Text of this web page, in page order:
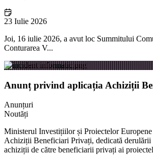
23 Iulie 2026
Joi, 16 iulie 2026, a avut loc Summitului
Conturarea V...
Anunț privind aplicația Achiziții
Anunțuri
Noutăți
Ministerul Investițiilor și Proiectelor Europene
Achiziții Beneficiari Privați, dedicată derulării
achiziții de către beneficiarii privați ai